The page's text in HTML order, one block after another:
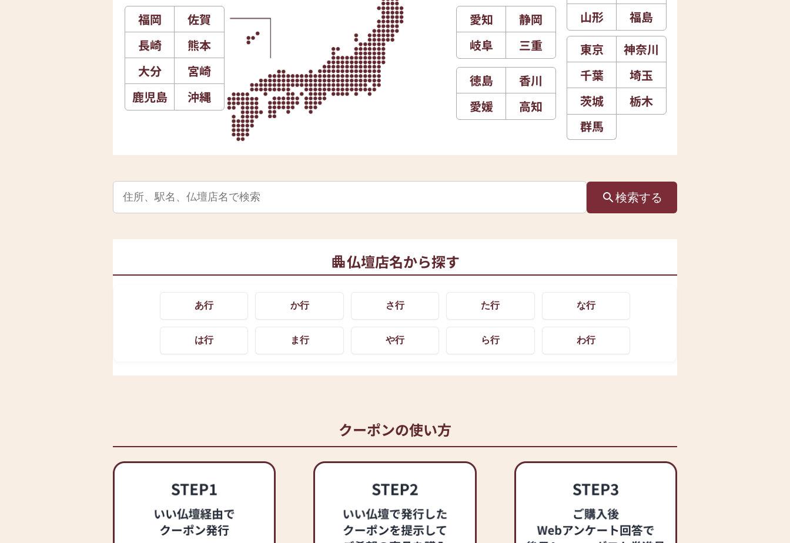
山形
福島
東京
神奈川
千葉
埼玉
茨城
栃木
群馬
愛知
静岡
岐阜
三重
徳島
香川
愛媛
高知
福岡
佐賀
長崎
熊本
大分
宮崎
鹿児島
沖縄
検索する
仏壇店名から探す
あ行 か行 さ行 た行 な行
は行 ま行 や行 ら行 わ行
クーポンの使い方